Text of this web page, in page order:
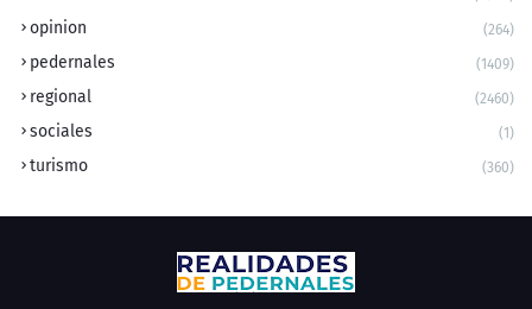
opinion (264)
pedernales (1409)
regional (2460)
sociales (1)
turismo (360)